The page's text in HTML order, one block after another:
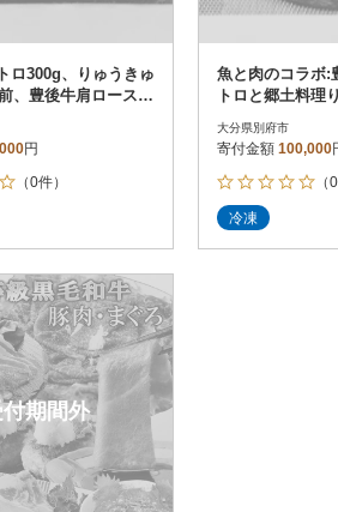
結果を見る（
ロ300g、りゅうきゅ
、豊後牛肩ロースす
円
（0件）
魚と肉のコラボ:
トロと郷土料理
け)、「おおいた
沢三昧
大分県別府市
寄付金額 100,000
（
冷凍
付期間外